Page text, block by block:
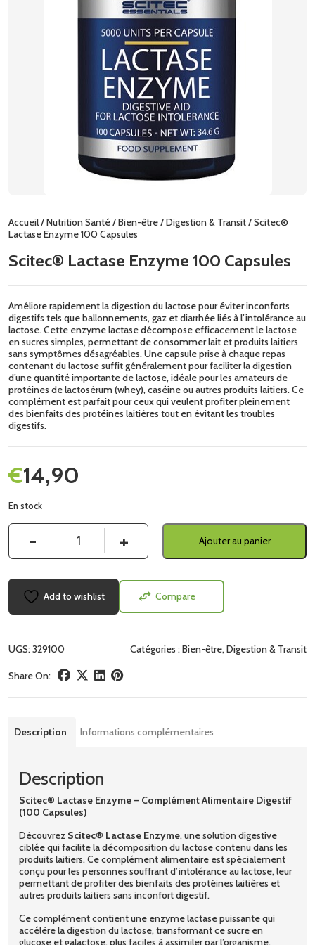
Accueil/Nutrition Santé/Bien-être/Digestion & Transit/ Scitec®
Lactase Enzyme 100 Capsules
Scitec® Lactase Enzyme 100 Capsules
Améliore rapidement la digestion du lactose pour éviter inconforts
digestifs tels que ballonnements, gaz et diarrhée liés à l’intolérance au
lactose. Cette enzyme lactase décompose efficacement le lactose
en sucres simples, permettant de consommer lait et produits laitiers
sans symptômes désagréables. Une capsule prise à chaque repas
contenant du lactose suffit généralement pour faciliter la digestion
d’une quantité importante de lactose, idéale pour les amateurs de
protéines de lactosérum (whey), caséine ou autres produits laitiers. Ce
complément est parfait pour ceux qui veulent profiter pleinement
des bienfaits des protéines laitières tout en évitant les troubles
digestifs.
14,90
€
En stock
Ajouter au panier
Add to wishlist Compare
UGS:329100 Catégories :Bien-être, Digestion & Transit
Share On:
Description Informations complémentaires
Description
Scitec® Lactase Enzyme – Complément Alimentaire Digestif
(100 Capsules)
Découvrez Scitec® Lactase Enzyme, une solution digestive
ciblée qui facilite la décomposition du lactose contenu dans les
produits laitiers. Ce complément alimentaire est spécialement
conçu pour les personnes souffrant d’intolérance au lactose, leur
permettant de profiter des bienfaits des protéines laitières et
autres produits laitiers sans inconfort digestif.
Ce complément contient une enzyme lactase puissante qui
accélère la digestion du lactose, transformant ce sucre en
glucose et galactose, plus faciles à assimiler par l’organisme.